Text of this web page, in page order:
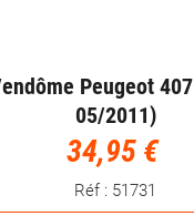
Peugeot
05/2011)
34,95 €
Réf : 51731